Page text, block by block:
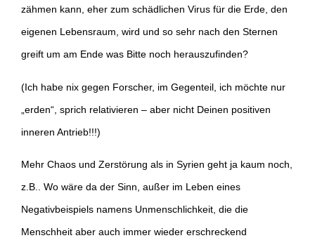
zähmen kann, eher zum schädlichen Virus für die Erde, den
eigenen Lebensraum, wird und so sehr nach den Sternen
greift um am Ende was Bitte noch herauszufinden?
(Ich habe nix gegen Forscher, im Gegenteil, ich möchte nur
„erden“, sprich relativieren – aber nicht Deinen positiven
inneren Antrieb!!!)
Mehr Chaos und Zerstörung als in Syrien geht ja kaum noch,
z.B.. Wo wäre da der Sinn, außer im Leben eines
Negativbeispiels namens Unmenschlichkeit, die die
Menschheit aber auch immer wieder erschreckend